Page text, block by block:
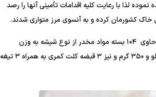
لذا با رعایت کلیه اقدامات تأمینی آنها را رصد
خاک کشورمان کرده و به آنسوی مرز متواری شدند.
سردار شجاع در ادامه تصریح کرد: مرزبانان در پاکسازی منطقه موفق شدند، ۵ کوله حاوی ۱۰۴ بسته مواد مخدر از نوع شیشه به وزن
تقریبی ۱۰۴ کیلو و ۳۵۰ گرم، ۸ بسته مواد مخدر از نوع هروئین فشرده به وزن ۸ کیلو و ۳۵۰ گرم و نیز ۳ قبضه کلت کمری به همراه ۳ تیغه